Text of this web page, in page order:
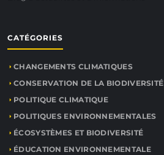
CATÉGORIES
CHANGEMENTS CLIMATIQUES
CONSERVATION DE LA BIODIVERSITÉ
POLITIQUE CLIMATIQUE
POLITIQUES ENVIRONNEMENTALES
ÉCOSYSTÈMES ET BIODIVERSITÉ
ÉDUCATION ENVIRONNEMENTALE